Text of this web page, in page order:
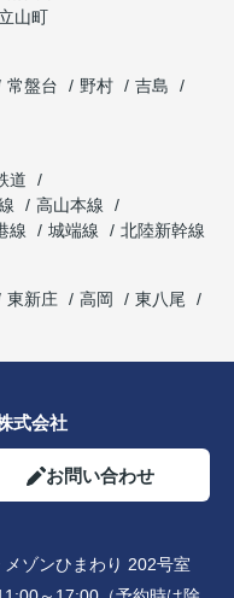
山町
常盤台 野村
吉島
道
高山本線
線 城端線
北陸新幹線
東新庄 高岡
東八尾
式会社
お問い合わせ
ゾンひまわり 202号室